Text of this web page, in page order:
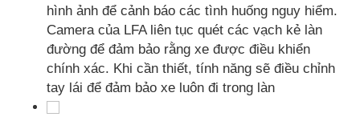
hình ảnh để cảnh báo các tình huống nguy hiểm.
Camera của LFA liên tục quét các vạch kẻ làn
đường để đảm bảo rằng xe được điều khiển
chính xác. Khi cần thiết, tính năng sẽ điều chỉnh
tay lái để đảm bảo xe luôn đi trong làn